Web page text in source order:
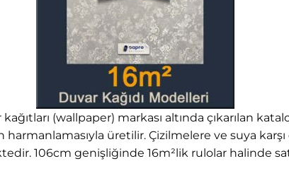
(wallpaper) markası altında çıkarılan
üretilir. Çizilmelere ve suya
106cm genişliğinde 16m²lik rulolar halinde